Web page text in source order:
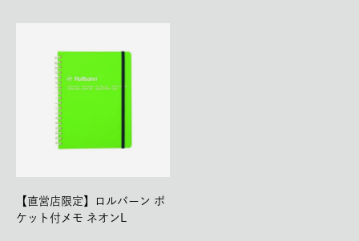
【直営店限定】ロルバーン ポ
ケット付メモ ネオンL